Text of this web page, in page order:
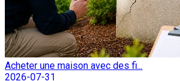
Acheter une maison avec des fi...
2026-07-31